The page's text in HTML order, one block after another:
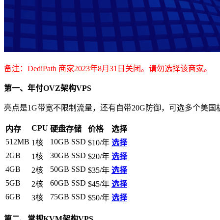
备注：DediPath 商家2023年8月31日关闭。请勿选择该商家。
第一、年付OVZ架构VPS
亮点是1G带宽不限制流量，还有自带20G防御，可选多个美国
内存 CPU 硬盘存储 价格
选择
512MB 1核 10GB SSD $10/年 选择
2GB
1核 30GB SSD $20/年 选择
4GB
2核 50GB SSD $35/年 选择
5GB
2核 60GB SSD $45/年 选择
6GB
3核 75GB SSD $50/年 选择